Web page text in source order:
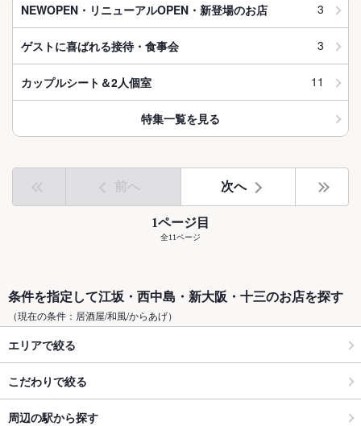
NEWOPEN・リニューアルOPEN・新登場のお店 3
ゲストに喜ばれる接待・食事会 3
カップルシート＆2人個室 11
特集一覧を見る
前へ 次へ
1ページ目
全11ページ
条件を指定して江坂・西中島・新大阪・十三のお店を探す
（現在の条件：居酒屋/和風/からあげ）
エリアで絞る
こだわりで絞る
周辺の駅から探す